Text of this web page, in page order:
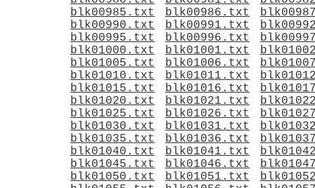
blk00985.txt
blk00986.txt
blk00990.txt
blk00991.txt
blk00995.txt
blk00996.txt
blk01000.txt
blk01001.txt
blk01005.txt
blk01006.txt
blk01010.txt
blk01011.txt
blk01015.txt
blk01016.txt
blk01020.txt
blk01021.txt
blk01025.txt
blk01026.txt
blk01030.txt
blk01031.txt
blk01035.txt
blk01036.txt
blk01040.txt
blk01041.txt
blk01045.txt
blk01046.txt
blk01050.txt
blk01051.txt